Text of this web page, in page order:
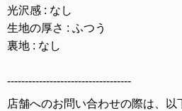
光沢感 : なし
生地の厚さ : ふつう
裏地 : なし
-----------------------------------
店舗へのお問い合わせの際は、以